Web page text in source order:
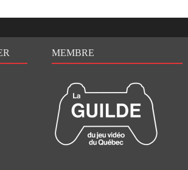
MEMBRE